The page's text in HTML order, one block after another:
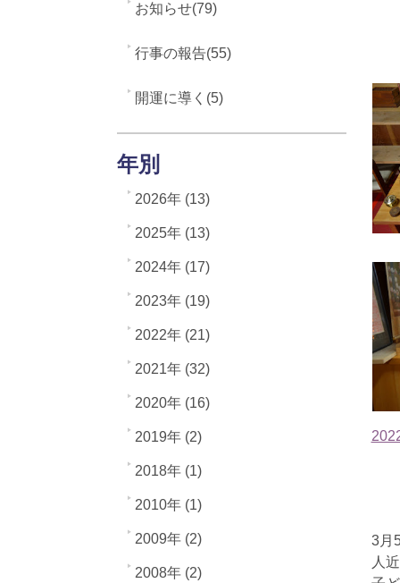
3月
人
お知らせ(79)
行事の報告(55)
開運に導く(5)
年別
2026年 (13)
2025年 (13)
2024年 (17)
2023年 (19)
2022年 (21)
2021年 (32)
2020年 (16)
2019年 (2)
2018年 (1)
2010年 (1)
2009年 (2)
2008年 (2)